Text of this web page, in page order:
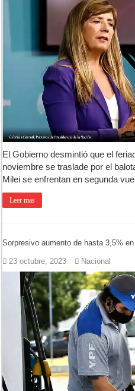
Patentes: La Provincia lanzó un
Corte de energía en Olivera:
Detuvieron a la mujer que
El pronóstico anticipa una
Teatro El Galpón sufrió un robo y
El Gobierno desmintió que el
noviembre se traslade por el
Milei se enfrentan en segunda
Leer mas
Sorpresivo aumento de hasta 3,5%
23 octubre, 2023 Nacional